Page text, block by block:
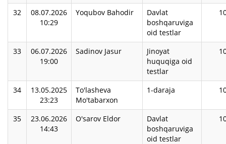
32
08.07.2026
10:29
Yoqubov Bahodir
Davlat
boshqaruviga
oid testlar
33
06.07.2026
19:00
Sadinov Jasur
Jinoyat
huquqiga oid
testlar
34
13.05.2025
23:23
To'lasheva
Mo'tabarxon
1-daraja
35
23.06.2026
14:43
O'sarov Eldor
Davlat
boshqaruviga
oid testlar